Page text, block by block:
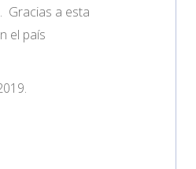
Gracias a esta
el país